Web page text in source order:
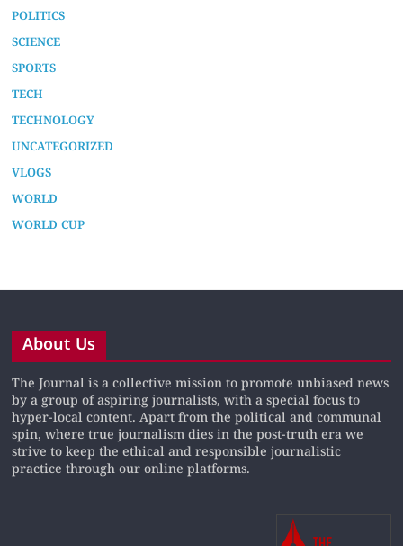
POLITICS
SCIENCE
SPORTS
TECH
TECHNOLOGY
UNCATEGORIZED
VLOGS
WORLD
WORLD CUP
About Us
The Journal is a collective mission to promote unbiased news
by a group of aspiring journalists, with a special focus to
hyper-local content. Apart from the political and communal
spin, where true journalism dies in the post-truth era we
strive to keep the ethical and responsible journalistic
practice through our online platforms.